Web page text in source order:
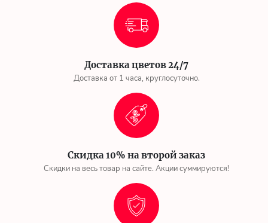
Доставка цветов 24/7
Доставка от 1 часа, круглосуточно.
Скидка 10% на второй заказ
Скидки на весь товар на сайте. Акции суммируются!